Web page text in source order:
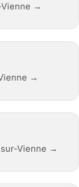
Vienne →
→
sur-Vienne →